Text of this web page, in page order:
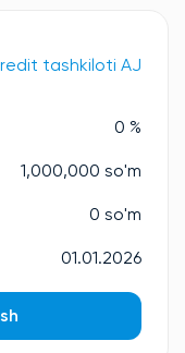
tashkiloti AJ
0 %
1,000,000 so'm
0 so'm
01.01.2026